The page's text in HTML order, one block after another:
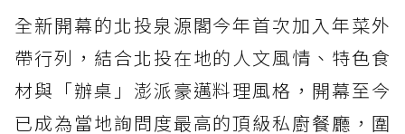
全新開幕的北投泉源閣今年首次加入年菜外
帶行列，結合北投在地的人文風情、特色食
材與「辦桌」澎派豪邁料理風格，開幕至今
已成為當地詢問度最高的頂級私廚餐廳，圍